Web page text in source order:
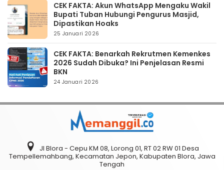
CEK FAKTA: Akun WhatsApp Mengaku Wakil
Bupati Tuban Hubungi Pengurus Masjid,
Dipastikan Hoaks
25 Januari 2026
CEK FAKTA: Benarkah Rekrutmen Kemenkes
2026 Sudah Dibuka? Ini Penjelasan Resmi
BKN
24 Januari 2026
Jl Blora - Cepu KM 08, Lorong 01, RT 02 RW 01 Desa
Tempellemahbang, Kecamatan Jepon, Kabupaten Blora, Jawa
Tengah